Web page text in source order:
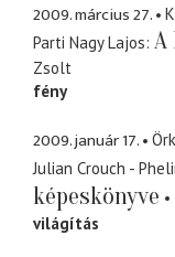
2009. március 27.
Parti Nagy Lajos A
Zsolt
fény
2009. január 17.
Julian Crouch -
képeskönyve
világítás